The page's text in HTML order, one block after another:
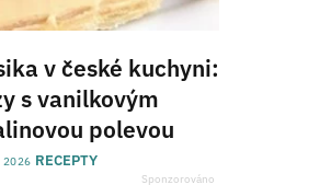
v české kuchyni:
s vanilkovým
polevou
2026 RECEPTY